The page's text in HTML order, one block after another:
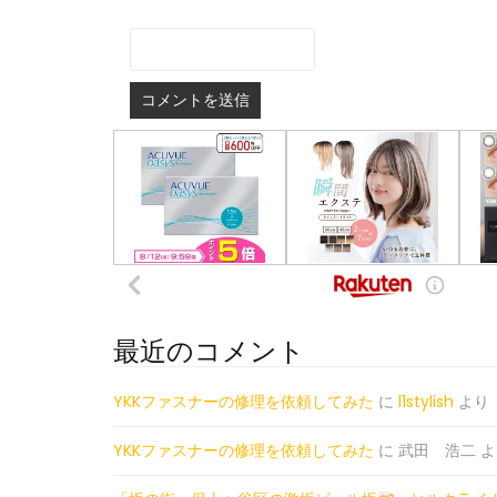
最近のコメント
YKKファスナーの修理を依頼してみた に l1stylish より
YKKファスナーの修理を依頼してみた に 武田 浩二